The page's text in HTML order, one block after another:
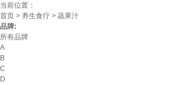
当前位置：
首页 > 养生食疗 > 蔬果汁
品牌:
所有品牌
A
B
C
D